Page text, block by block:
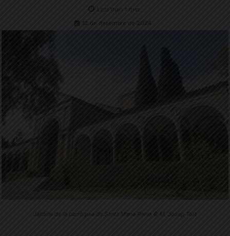
Less than 1 min.
12 de desembre de 2024
Jardins de la parròquia de Santa Maria Reina © M. Josep Tort